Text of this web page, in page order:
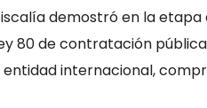
demostró en la
80 de contratación
entidad internacional,